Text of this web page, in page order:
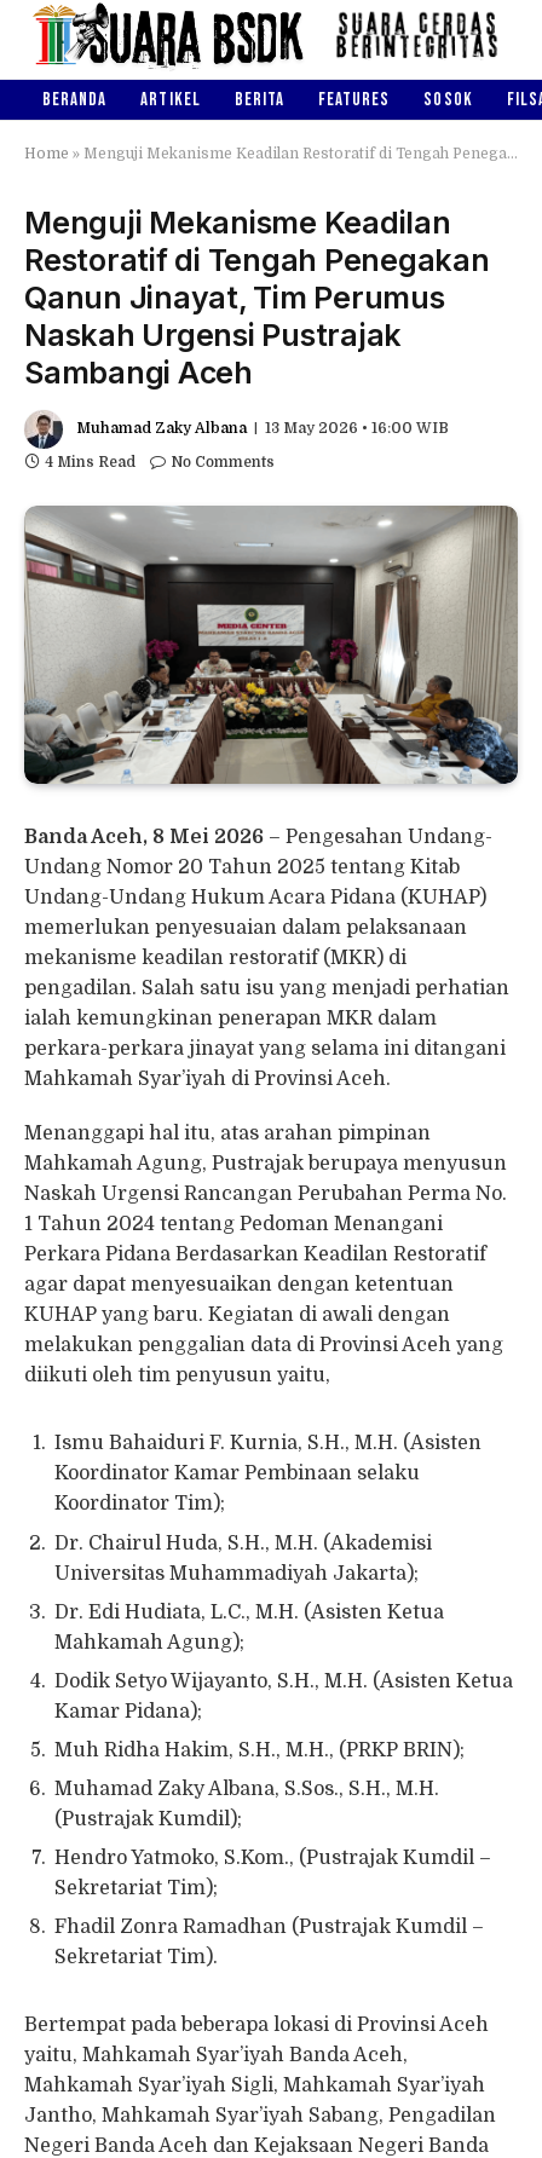
BERANDA ARTIKEL BERITA FEATURES SOSOK
Home » Menguji Mekanisme Keadilan Restoratif di Tengah Penegakan Qanun Jinayat, Tim Perumus Naskah Urgensi Pustrajak Sambangi Aceh
Menguji Mekanisme Keadilan
Restoratif di Tengah Penegakan
Qanun Jinayat, Tim Perumus
Naskah Urgensi Pustrajak
Sambangi Aceh
Muhamad Zaky Albana
13 May 2026 • 16:00 WIB
4 Mins Read
No Comments
Banda Aceh, 8 Mei 2026 – Pengesahan Undang-
Undang Nomor 20 Tahun 2025 tentang Kitab
Undang-Undang Hukum Acara Pidana (KUHAP)
memerlukan penyesuaian dalam pelaksanaan
mekanisme keadilan restoratif (MKR) di
pengadilan. Salah satu isu yang menjadi perhatian
ialah kemungkinan penerapan MKR dalam
perkara-perkara jinayat yang selama ini ditangani
Mahkamah Syar’iyah di Provinsi Aceh.
Menanggapi hal itu, atas arahan pimpinan
Mahkamah Agung, Pustrajak berupaya menyusun
Naskah Urgensi Rancangan Perubahan Perma No.
1 Tahun 2024 tentang Pedoman Menangani
Perkara Pidana Berdasarkan Keadilan Restoratif
agar dapat menyesuaikan dengan ketentuan
KUHAP yang baru. Kegiatan di awali dengan
melakukan penggalian data di Provinsi Aceh yang
diikuti oleh tim penyusun yaitu,
Ismu Bahaiduri F. Kurnia, S.H., M.H. (Asisten
Koordinator Kamar Pembinaan selaku
Koordinator Tim);
Dr. Chairul Huda, S.H., M.H. (Akademisi
Universitas Muhammadiyah Jakarta);
Dr. Edi Hudiata, L.C., M.H. (Asisten Ketua
Mahkamah Agung);
Dodik Setyo Wijayanto, S.H., M.H. (Asisten Ketua
Kamar Pidana);
Muh Ridha Hakim, S.H., M.H., (PRKP BRIN);
Muhamad Zaky Albana, S.Sos., S.H., M.H.
(Pustrajak Kumdil);
Hendro Yatmoko, S.Kom., (Pustrajak Kumdil –
Sekretariat Tim);
Fhadil Zonra Ramadhan (Pustrajak Kumdil –
Sekretariat Tim).
Bertempat pada beberapa lokasi di Provinsi Aceh
yaitu, Mahkamah Syar’iyah Banda Aceh,
Mahkamah Syar’iyah Sigli, Mahkamah Syar’iyah
Jantho, Mahkamah Syar’iyah Sabang, Pengadilan
Negeri Banda Aceh dan Kejaksaan Negeri Banda